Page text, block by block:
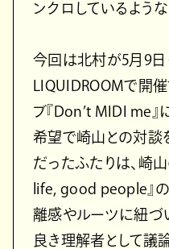
ンクロしているよう
今回は北村が5月9日
LIQUIDROOMで開
ブ『Don’t MIDI me』
希望で崎山との対談
だったふたりは、崎
life, good people』
離感やルーツに紐づ
良き理解者として議